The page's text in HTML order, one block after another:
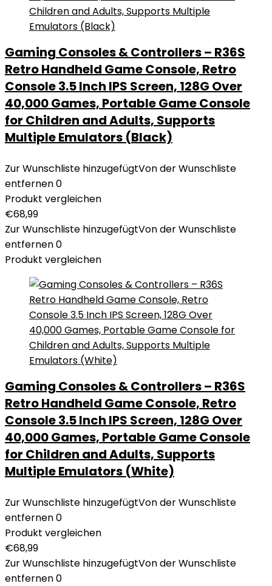
Gaming Consoles & Controllers – R36S
Retro Handheld Game Console, Retro
Console 3.5 Inch IPS Screen, 128G Over
40,000 Games, Portable Game Console
for Children and Adults, Supports
Multiple Emulators (Black)
Zur Wunschliste hinzugefügtVon der Wunschliste
entfernen0
Produkt vergleichen
€68,99
Zur Wunschliste hinzugefügtVon der Wunschliste
entfernen0
Produkt vergleichen
Gaming Consoles & Controllers – R36S
Retro Handheld Game Console, Retro
Console 3.5 Inch IPS Screen, 128G Over
40,000 Games, Portable Game Console
for Children and Adults, Supports
Multiple Emulators (White)
Zur Wunschliste hinzugefügtVon der Wunschliste
entfernen0
Produkt vergleichen
€68,99
Zur Wunschliste hinzugefügtVon der Wunschliste
entfernen0